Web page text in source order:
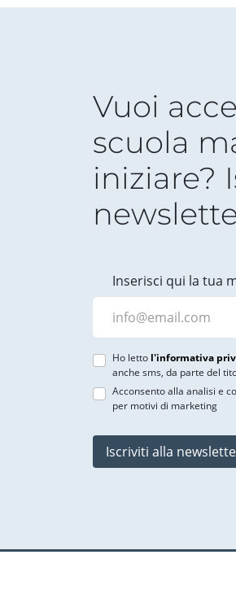
Vuoi
scuola
iniziare?
Inserisci qui la tua
Ho letto l'informativa
anche sms, da parte del
Acconsento alla analisi e
per motivi di marketing
Iscriviti alla